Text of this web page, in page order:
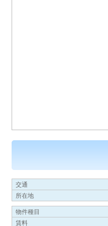
交通
所在地
物件種目
賃料